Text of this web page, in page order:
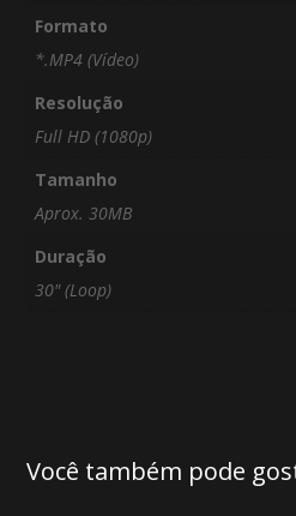
Formato
*.MP4 (Vídeo)
Resolução
Full HD (1080p)
Tamanho
Aprox. 30MB
Duração
30" (Loop)
Você também pode